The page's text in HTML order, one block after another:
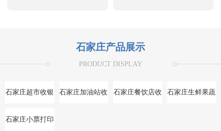
石家庄产品展示
PRODUCT DISPLAY
石家庄超市收银
系统
石家庄加油站收 石家庄餐饮店收 石家庄生鲜果蔬
石家庄小票打印